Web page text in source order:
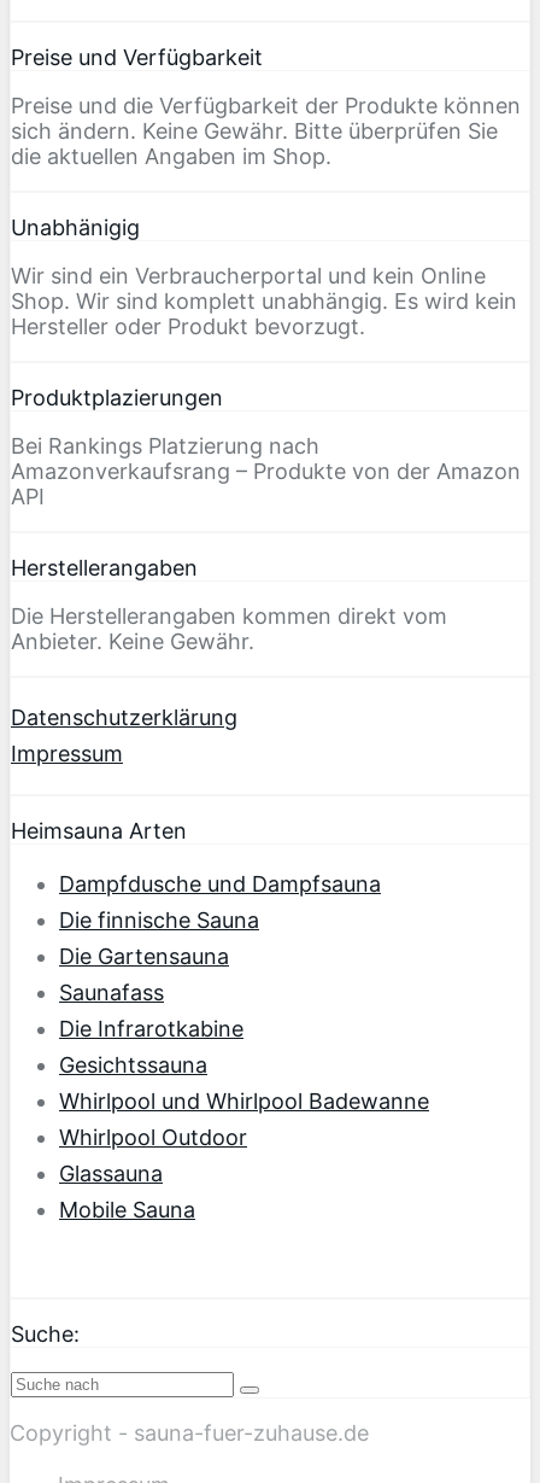
Preise und Verfügbarkeit
Preise und die Verfügbarkeit der Produkte können
sich ändern. Keine Gewähr. Bitte überprüfen Sie
die aktuellen Angaben im Shop.
Unabhänigig
Wir sind ein Verbraucherportal und kein Online
Shop. Wir sind komplett unabhängig. Es wird kein
Hersteller oder Produkt bevorzugt.
Produktplazierungen
Bei Rankings Platzierung nach
Amazonverkaufsrang – Produkte von der Amazon
API
Herstellerangaben
Die Herstellerangaben kommen direkt vom
Anbieter. Keine Gewähr.
Datenschutzerklärung
Impressum
Heimsauna Arten
Dampfdusche und Dampfsauna
Die finnische Sauna
Die Gartensauna
Saunafass
Die Infrarotkabine
Gesichtssauna
Whirlpool und Whirlpool Badewanne
Whirlpool Outdoor
Glassauna
Mobile Sauna
Suche:
Copyright - sauna-fuer-zuhause.de